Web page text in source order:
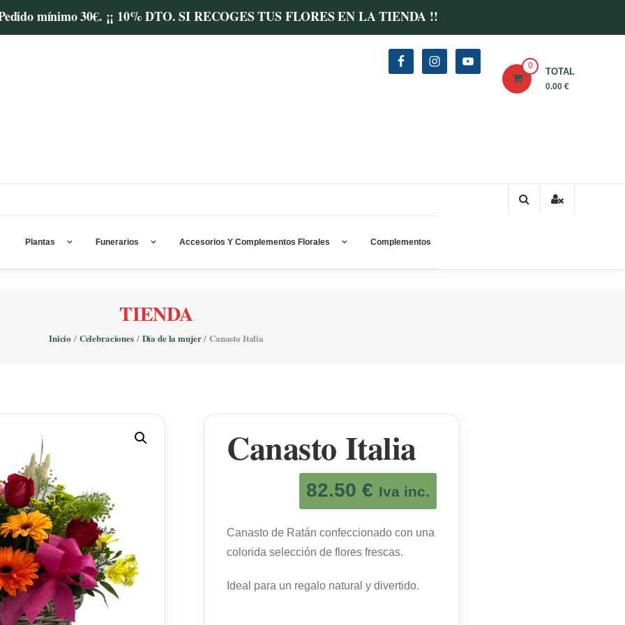
mínimo 30€. ¡¡ 10% DTO. SI RECOGES TUS FLORES EN LA TIENDA !!
0
TOTAL
0.00 €
Plantas Funerarios Accesorios Y Complementos Florales Complementos
TIENDA
Inicio / Celebraciones/ Día de la mujer/ Canasto Italia
Canasto Italia
82.50 € Iva inc.
Canasto de Ratán confeccionado con una
colorida selección de flores frescas.
Ideal para un regalo natural y divertido.